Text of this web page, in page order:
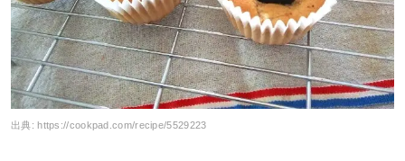
出典: https://cookpad.com/recipe/5529223